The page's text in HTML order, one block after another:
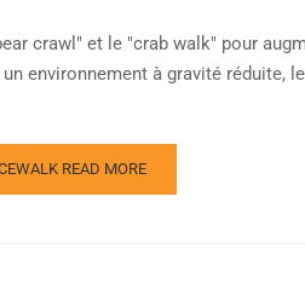
crawl" et le "crab walk" pour
environnement à gravité
READ MORE